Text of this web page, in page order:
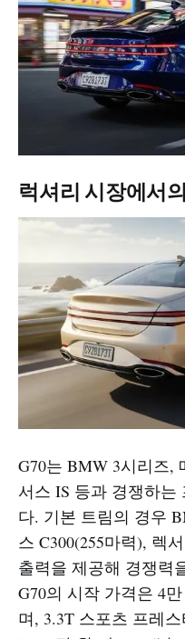
럭셔리 시장에서
G70는 BMW 3시리즈,
서스 IS 등과 경쟁하는
다. 기본 트림의 경우
스 C300(255마력), 렉
출력을 제공해 경쟁력
G70의 시작 가격은 4
며, 3.3T 스포츠 프레